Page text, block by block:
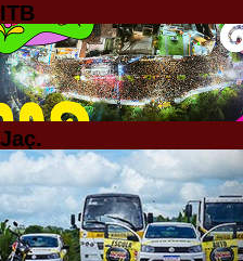
ITB
Jaç.